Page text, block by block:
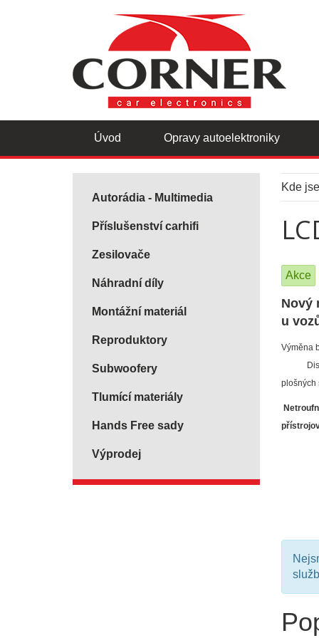
Úvod Opravy autoelektroniky
Kde
Akce
Nový
u
Výměna
Display
plošných
Autorádia - Multimedia
Příslušenství carhifi
Zesilovače
Náhradní díly
Montážní materiál
Reproduktory
Subwoofery
Tlumící materiály
Hands Free sady
Výprodej